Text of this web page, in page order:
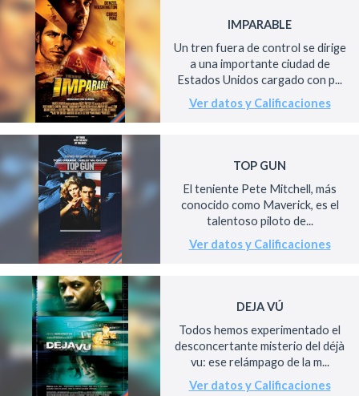
IMPARABLE
Un tren fuera de control se dirige
a una importante ciudad de
Estados Unidos cargado con p...
Ver datos y Calificaciones
TOP GUN
El teniente Pete Mitchell, más
conocido como Maverick, es el
talentoso piloto de...
Ver datos y Calificaciones
DEJA VÚ
Todos hemos experimentado el
desconcertante misterio del déjà
vu: ese relámpago de la m...
Ver datos y Calificaciones